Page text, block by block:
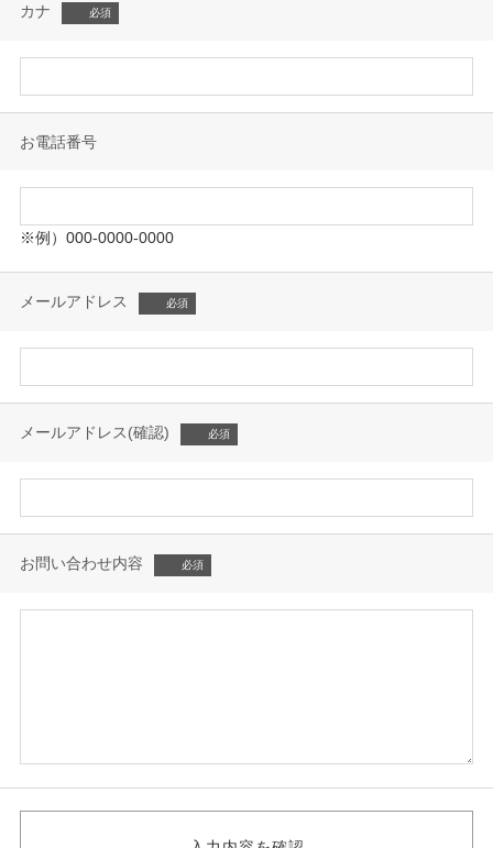
カナ
お電話番号
※例）000-0000-0000
メールアドレス
メールアドレス(確認)
お問い合わせ内容